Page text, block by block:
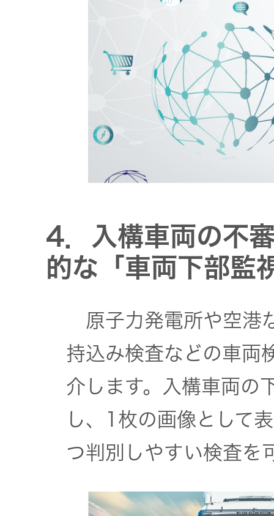
4．入構車両の不
的な「車両下部監
原子力発電所や空港
持込み検査などの車両
介します。入構車両の
し、1枚の画像として
つ判別しやすい検査を